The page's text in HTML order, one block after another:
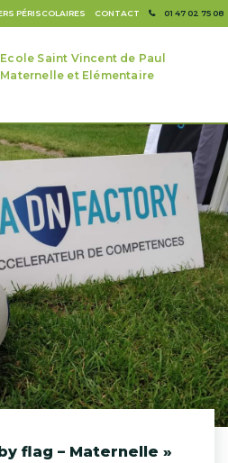
01 47 02 75 08
CONTACT
PÉRISCOLAIRES
Ecole Saint Vincent de Paul
Maternelle et Elémentaire
flag – Maternelle »